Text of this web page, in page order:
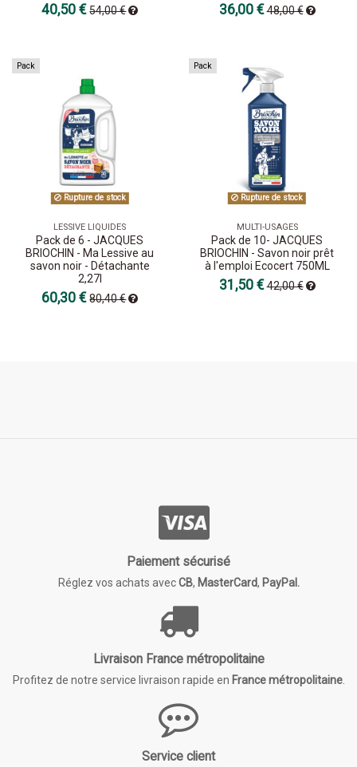
40,50 €54,00 € 36,00 €48,00 €
Pack
Rupture de stock
LESSIVE LIQUIDES
Pack de 6 - JACQUES
BRIOCHIN - Ma Lessive au
savon noir - Détachante
2,27l
60,30 €80,40 €
Pack
Rupture de stock
MULTI-USAGES
Pack de 10- JACQUES
BRIOCHIN - Savon noir prêt
à l'emploi Ecocert 750ML
31,50 €42,00 €
Paiement sécurisé
Réglez vos achats avecCB, MasterCard, PayPal.
Livraison France métropolitaine
Profitez de notre service livraison rapide en France métropolitaine.
Service client